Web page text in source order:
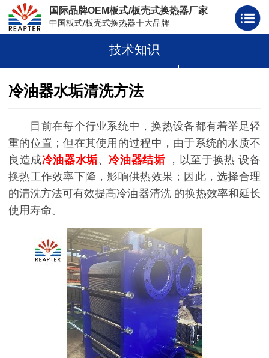
国际品牌OEM板式/板壳式换热器厂家
中国板式/板壳式换热器十大品牌
板壳式换热器
技术知识
冷油器水垢清洗方法
目前在每个行业系统中，换热设备都有着举足轻
重的位置；但在其使用的过程中，由于系统的水质不
良造成冷油器水垢、冷油器结垢 ，以至于换热 设备
换热工作效率下降，影响供热效果；因此，选择合理
的清洗方法可有效提高冷油器清洗 的换热效率和延长
使用寿命。